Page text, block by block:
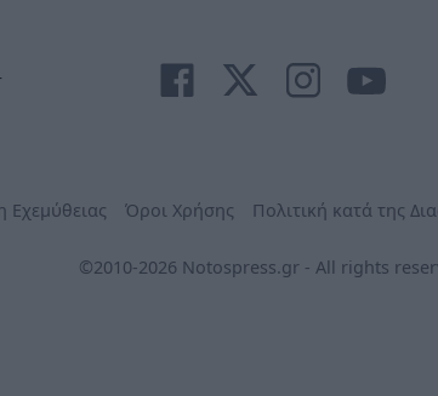
Εχεμύθειας Όροι Χρήσης Πολιτική κατά της
©2010-2026 Notospress.gr - All rights